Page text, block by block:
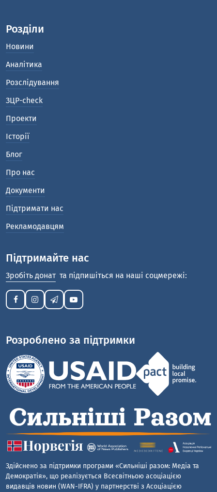
Розділи
Новини
Аналітика
Розслідування
ЗЦР-check
Проекти
Історії
Блог
Про нас
Документи
Підтримати нас
Рекламодавцям
Підтримайте нас
Зробіть донат та підпишіться на наші соцмережі:
Розроблено за підтримки
Здійснено за підтримки програми «Сильніші разом: Медіа та
Демократія», що реалізується Всесвітньою асоціацією
видавців новин (WAN-IFRA) у партнерстві з Асоціацією